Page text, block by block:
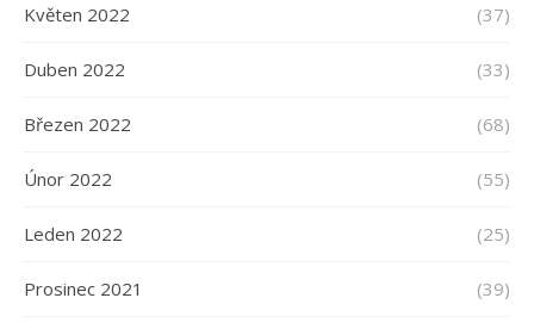
Květen 2022 (37)
Duben 2022 (33)
Březen 2022 (68)
Únor 2022 (55)
Leden 2022 (25)
Prosinec 2021 (39)